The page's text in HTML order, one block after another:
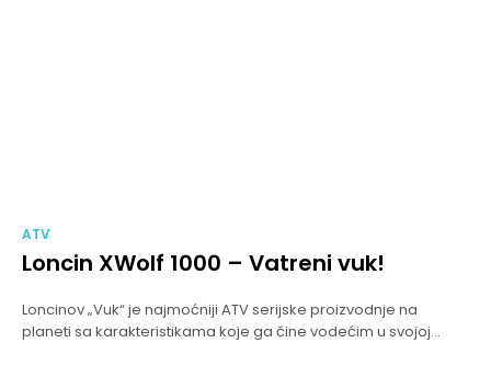
ATV
Loncin XWolf 1000 – Vatreni vuk!
Loncinov „Vuk“ je najmoćniji ATV serijske proizvodnje na
planeti sa karakteristikama koje ga čine vodećim u svojoj...